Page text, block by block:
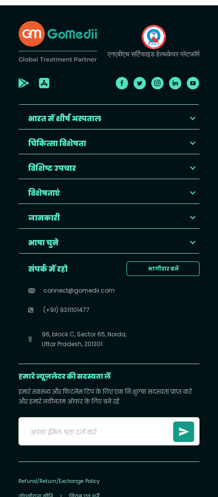
एनएबीएच सर्टिफाइड हेल्थकेयर प्लेटफॉर्म
भारत में शीर्ष अस्पताल
चिकित्सा विशेषता
विशिष्ट उपचार
विशेषताएं
जानकारी
भाषा चुने
भागीदार बनें
संपर्क में रहो
connect@gomedii.com
(+91) 9311101477
96, block C, Sector 65, Noida,
Uttar Pradesh, 201301
हमारे न्यूज़लेटर की सदस्यता लें
हमारे स्वास्थ्य और फिटनेस टिप के लिए एक निःशुल्क सदस्यता प्राप्त करें
और हमारे नवीनतम ऑफ़र के लिए बने रहें
Refund/Return/Exchange Policy